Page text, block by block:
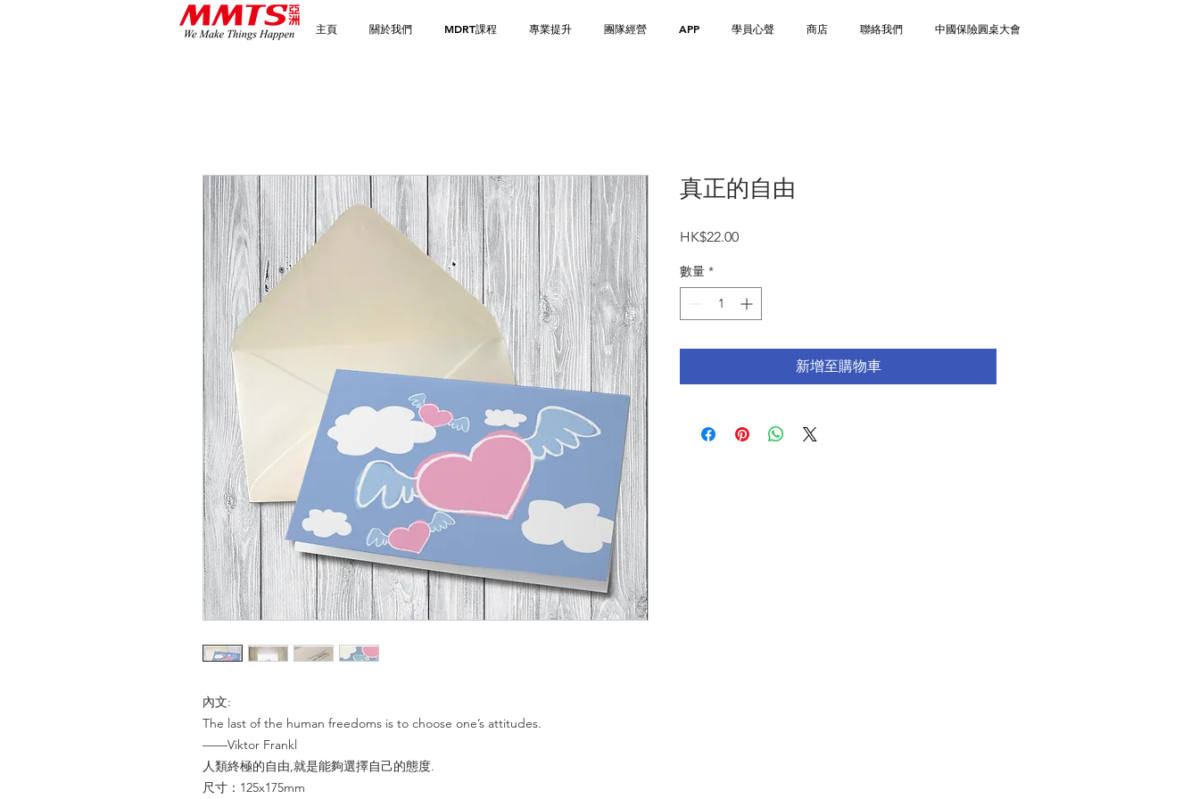
主頁 關於我們 MDRT課程 專業提升 團隊經營 APP 學員心聲 商店 聯絡我們 中國保險圓桌大會
內文:
The last of the human freedoms is to choose one’s attitudes.
——Viktor Frankl
人類終極的自由,就是能夠選擇自己的態度.
尺寸：125x175mm
真正的自由
HK$22.00價
數量 *
新增至購物車